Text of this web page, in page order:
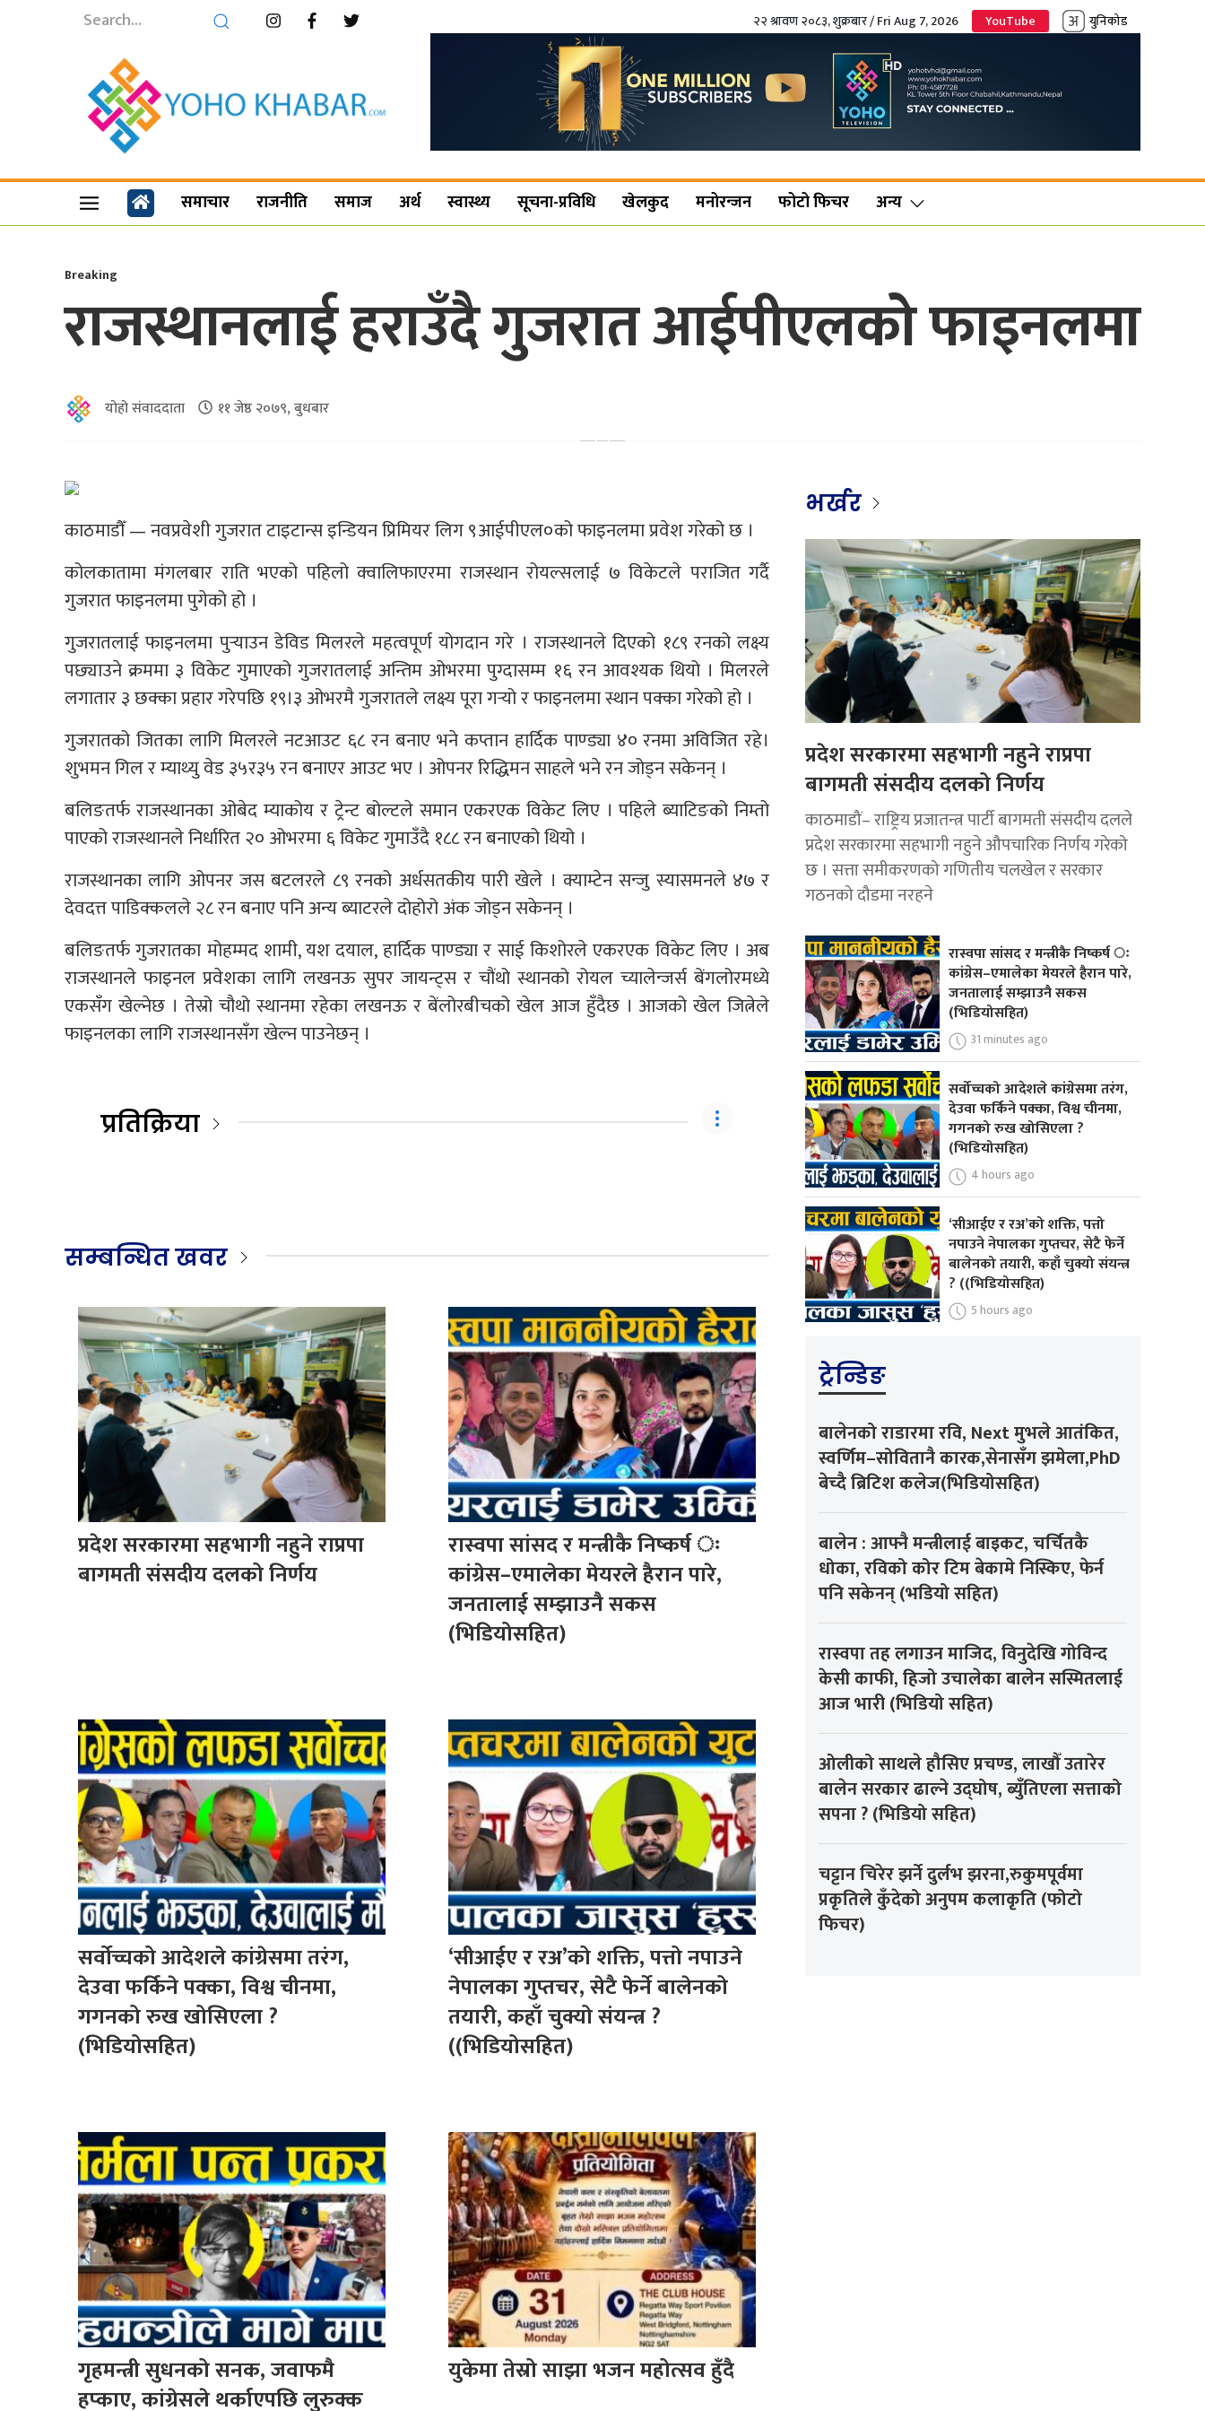
२२ श्रावण २०८३, शुक्रबार / Fri Aug 7, 2026 YouTube युनिकोड
समाचार राजनीति समाज अर्थ स्वास्थ्य सूचना-प्रविधि खेलकुद मनोरन्जन फोटो फिचर अन्य
Breaking
राजस्थानलाई हराउँदै गुजरात आईपीएलको फाइनलमा
योहो संवाददाता ११ जेष्ठ २०७९, बुधबार
काठमाडौँ — नवप्रवेशी गुजरात टाइटान्स इन्डियन प्रिमियर लिग ९आईपीएल०को फाइनलमा प्रवेश गरेको छ ।
कोलकातामा मंगलबार राति भएको पहिलो क्वालिफाएरमा राजस्थान रोयल्सलाई ७ विकेटले पराजित गर्दै
गुजरात फाइनलमा पुगेको हो ।
गुजरातलाई फाइनलमा पुर्‍याउन डेविड मिलरले महत्वपूर्ण योगदान गरे । राजस्थानले दिएको १८९ रनको लक्ष्य
पछ्याउने क्रममा ३ विकेट गुमाएको गुजरातलाई अन्तिम ओभरमा पुग्दासम्म १६ रन आवश्यक थियो । मिलरले
लगातार ३ छक्का प्रहार गरेपछि १९।३ ओभरमै गुजरातले लक्ष्य पूरा गर्‍यो र फाइनलमा स्थान पक्का गरेको हो ।
गुजरातको जितका लागि मिलरले नटआउट ६८ रन बनाए भने कप्तान हार्दिक पाण्ड्या ४० रनमा अविजित रहे।
शुभमन गिल र म्याथ्यु वेड ३५र३५ रन बनाएर आउट भए । ओपनर रिद्धिमन साहले भने रन जोड्न सकेनन् ।
बलिङतर्फ राजस्थानका ओबेद म्याकोय र ट्रेन्ट बोल्टले समान एकरएक विकेट लिए । पहिले ब्याटिङको निम्तो
पाएको राजस्थानले निर्धारित २० ओभरमा ६ विकेट गुमाउँदै १८८ रन बनाएको थियो ।
राजस्थानका लागि ओपनर जस बटलरले ८९ रनको अर्धसतकीय पारी खेले । क्याम्टेन सन्जु स्यासमनले ४७ र
देवदत्त पाडिक्कलले २८ रन बनाए पनि अन्य ब्याटरले दोहोरो अंक जोड्न सकेनन् ।
बलिङतर्फ गुजरातका मोहम्मद शामी, यश दयाल, हार्दिक पाण्ड्या र साई किशोरले एकरएक विकेट लिए । अब
राजस्थानले फाइनल प्रवेशका लागि लखनऊ सुपर जायन्ट्स र चौंथो स्थानको रोयल च्यालेन्जर्स बेंगलोरमध्ये
एकसँग खेल्नेछ । तेस्रो चौथो स्थानमा रहेका लखनऊ र बेंलोरबीचको खेल आज हुँदैछ । आजको खेल जित्नेले
फाइनलका लागि राजस्थानसँग खेल्न पाउनेछन् ।
प्रतिक्रिया
सम्बन्धित खवर
प्रदेश सरकारमा सहभागी नहुने राप्रपा
बागमती संसदीय दलको निर्णय
रास्वपा सांसद र मन्त्रीकै निष्कर्ष ः
कांग्रेस–एमालेका मेयरले हैरान पारे,
जनतालाई सम्झाउनै सकस
(भिडियोसहित)
सर्वोच्चको आदेशले कांग्रेसमा तरंग,
देउवा फर्किने पक्का, विश्व चीनमा,
गगनको रुख खोसिएला ?
(भिडियोसहित)
‘सीआईए र रअ’को शक्ति, पत्तो नपाउने
नेपालका गुप्तचर, सेटै फेर्ने बालेनको
तयारी, कहाँ चुक्यो संयन्त्र ?
((भिडियोसहित)
गृहमन्त्री सुधनको सनक, जवाफमै
हप्काए, कांग्रेसले थर्काएपछि लुरुक्क
युकेमा तेस्रो साझा भजन महोत्सव हुँदै
भर्खर
प्रदेश सरकारमा सहभागी नहुने राप्रपा
बागमती संसदीय दलको निर्णय
काठमाडौं– राष्ट्रिय प्रजातन्त्र पार्टी बागमती संसदीय दलले
प्रदेश सरकारमा सहभागी नहुने औपचारिक निर्णय गरेको
छ । सत्ता समीकरणको गणितीय चलखेल र सरकार
गठनको दौडमा नरहने
रास्वपा सांसद र मन्त्रीकै निष्कर्ष ः
कांग्रेस–एमालेका मेयरले हैरान पारे,
जनतालाई सम्झाउनै सकस
(भिडियोसहित)
31 minutes ago
सर्वोच्चको आदेशले कांग्रेसमा तरंग,
देउवा फर्किने पक्का, विश्व चीनमा,
गगनको रुख खोसिएला ?
(भिडियोसहित)
4 hours ago
‘सीआईए र रअ’को शक्ति, पत्तो
नपाउने नेपालका गुप्तचर, सेटै फेर्ने
बालेनको तयारी, कहाँ चुक्यो संयन्त्र
? ((भिडियोसहित)
5 hours ago
ट्रेन्डिङ
बालेनको राडारमा रवि, Next मुभले आतंकित,
स्वर्णिम–सोवितानै कारक,सेनासँग झमेला,PhD
बेच्दै ब्रिटिश कलेज(भिडियोसहित)
बालेन : आफ्नै मन्त्रीलाई बाइकट, चर्चितकै
धोका, रविको कोर टिम बेकामे निस्किए, फेर्न
पनि सकेनन् (भडियो सहित)
रास्वपा तह लगाउन माजिद, विनुदेखि गोविन्द
केसी काफी, हिजो उचालेका बालेन सस्मितलाई
आज भारी (भिडियो सहित)
ओलीको साथले हौसिए प्रचण्ड, लाखौँ उतारेर
बालेन सरकार ढाल्ने उद्घोष, ब्युँतिएला सत्ताको
सपना ? (भिडियो सहित)
चट्टान चिरेर झर्ने दुर्लभ झरना,रुकुमपूर्वमा
प्रकृतिले कुँदेको अनुपम कलाकृति (फोटो
फिचर)